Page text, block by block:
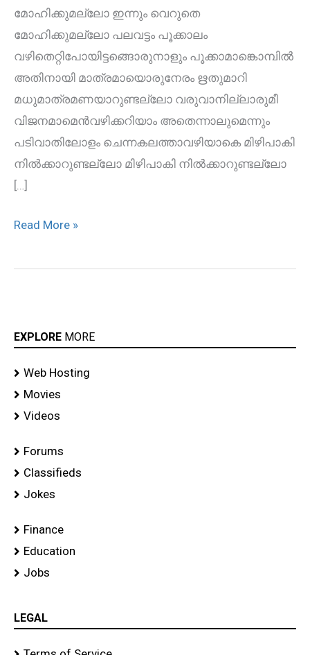
മോഹിക്കുമല്ലോ ഇന്നും വെറുതെ
മോഹിക്കുമല്ലോ പലവട്ടം പൂക്കാലം
വഴിതെറ്റിപോയിട്ടങ്ങൊരുനാളും പൂക്കാമാങ്കൊമ്പില്‍
അതിനായി മാത്രമായൊരുനേരം ഋതുമാറി
മധുമാത്രമണയാറുണ്ടല്ലോ വരുവാനില്ലാരുമീ
വിജനമാമെന്‍വഴിക്കറിയാം അതെന്നാലുമെന്നും
പടിവാതിലോളം ചെന്നകലത്താവഴിയാകെ മിഴിപാകി
നില്‍ക്കാറുണ്ടല്ലോ മിഴിപാകി നില്‍ക്കാറുണ്ടല്ലോ
[…]
Read More »
EXPLORE MORE
Web Hosting
Movies
Videos
Forums
Classifieds
Jokes
Finance
Education
Jobs
LEGAL